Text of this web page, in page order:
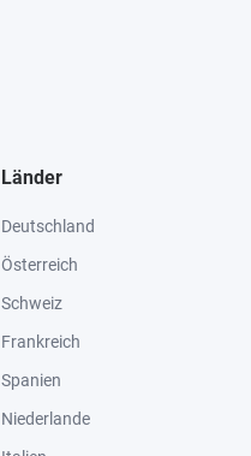
Länder
Deutschland
Österreich
Schweiz
Frankreich
Spanien
Niederlande